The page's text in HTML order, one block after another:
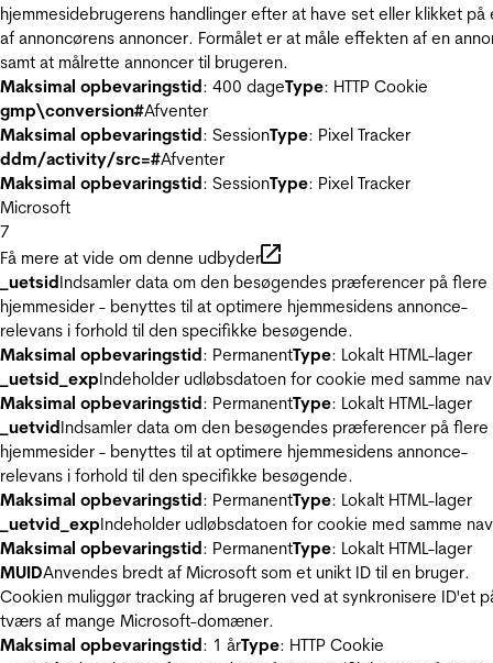
hjemmesidebrugerens handlinger efter at have set eller klikket på
af annoncørens annoncer. Formålet er at måle effekten af en
samt at målrette annoncer til brugeren.
Maksimal opbevaringstid: 400 dageType: HTTP Cookie
gmp\conversion#Afventer
Maksimal opbevaringstid: SessionType: Pixel Tracker
ddm/activity/src=#Afventer
Maksimal opbevaringstid: SessionType: Pixel Tracker
Microsoft
7
Få mere at vide om denne udbyder
_uetsidIndsamler data om den besøgendes præferencer på flere
hjemmesider - benyttes til at optimere hjemmesidens annonce-
relevans i forhold til den specifikke besøgende.
Maksimal opbevaringstid: PermanentType: Lokalt HTML-lager
_uetsid_expIndeholder udløbsdatoen for cookie med samme
Maksimal opbevaringstid: PermanentType: Lokalt HTML-lager
_uetvidIndsamler data om den besøgendes præferencer på flere
hjemmesider - benyttes til at optimere hjemmesidens annonce-
relevans i forhold til den specifikke besøgende.
Maksimal opbevaringstid: PermanentType: Lokalt HTML-lager
_uetvid_expIndeholder udløbsdatoen for cookie med samme
Maksimal opbevaringstid: PermanentType: Lokalt HTML-lager
MUIDAnvendes bredt af Microsoft som et unikt ID til en bruger.
Cookien muliggør tracking af brugeren ved at synkronisere ID'et
tværs af mange Microsoft-domæner.
Maksimal opbevaringstid: 1 årType: HTTP Cookie